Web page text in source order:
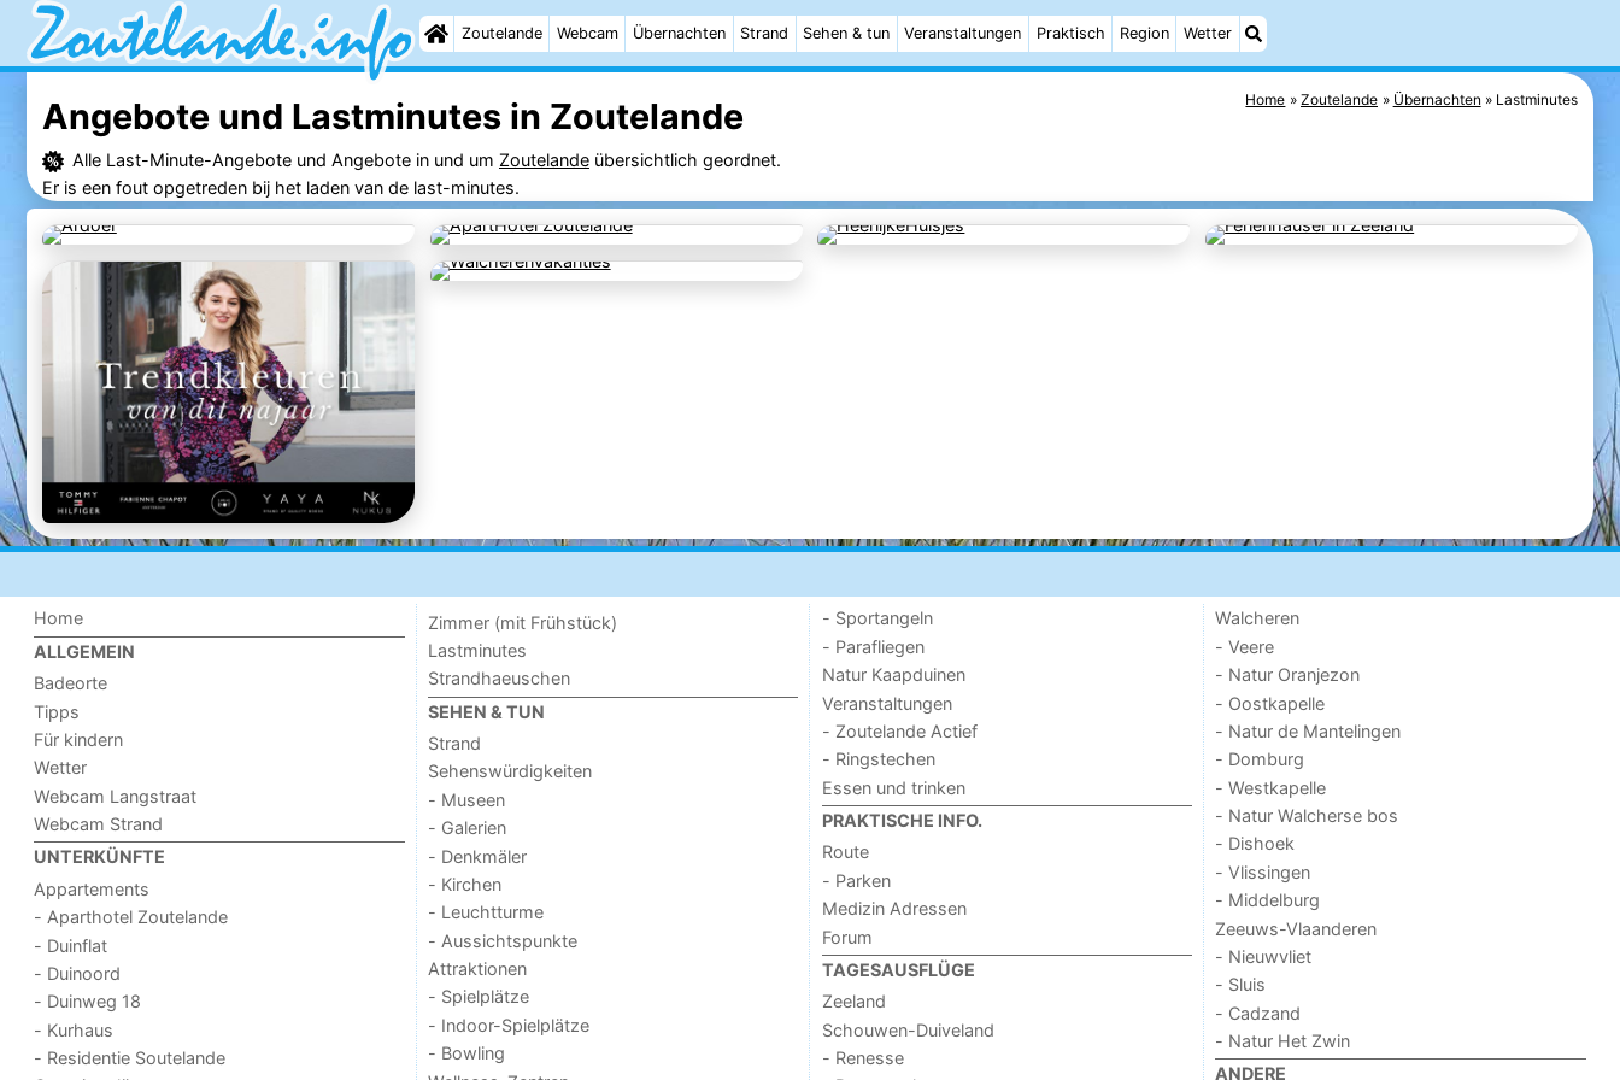
Zoutelande Webcam Übernachten Strand Sehen & tun Veranstaltungen Praktisch Region Wetter
Home Zoutelande Übernachten Lastminutes
Angebote und Lastminutes in Zoutelande
Alle Last-Minute-Angebote und Angebote in und um Zoutelandeübersichtlich geordnet.
Er is een fout opgetreden bij het laden van de last-minutes.
Home
ALLGEMEIN
Badeorte
Tipps
Für kindern
Wetter
Webcam Langstraat
Webcam Strand
UNTERKÜNFTE
Appartements
- Aparthotel Zoutelande
- Duinflat
- Duinoord
- Duinweg 18
- Kurhaus
- Residentie Soutelande
Zimmer (mit Frühstück)
Lastminutes
Strandhaeuschen
SEHEN & TUN
Strand
Sehenswürdigkeiten
- Museen
- Galerien
- Denkmäler
- Kirchen
- Leuchtturme
- Aussichtspunkte
Attraktionen
- Spielplätze
- Indoor-Spielplätze
- Bowling
- Sportangeln
- Parafliegen
Natur Kaapduinen
Veranstaltungen
- Zoutelande Actief
- Ringstechen
Essen und trinken
PRAKTISCHE INFO.
Route
- Parken
Medizin Adressen
Forum
TAGESAUSFLÜGE
Zeeland
Schouwen-Duiveland
- Renesse
Walcheren
- Veere
- Natur Oranjezon
- Oostkapelle
- Natur de Mantelingen
- Domburg
- Westkapelle
- Natur Walcherse bos
- Dishoek
- Vlissingen
- Middelburg
Zeeuws-Vlaanderen
- Nieuwvliet
- Sluis
- Cadzand
- Natur Het Zwin
ANDERE